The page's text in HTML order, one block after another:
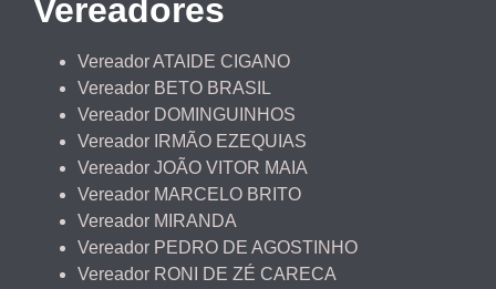
Vereadores
Vereador ATAIDE CIGANO
Vereador BETO BRASIL
Vereador DOMINGUINHOS
Vereador IRMÃO EZEQUIAS
Vereador JOÃO VITOR MAIA
Vereador MARCELO BRITO
Vereador MIRANDA
Vereador PEDRO DE AGOSTINHO
Vereador RONI DE ZÉ CARECA